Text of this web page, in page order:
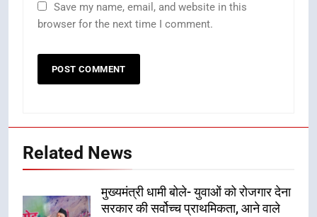
Save my name, email, and website in this
browser for the next time I comment.
Related News
मुख्यमंत्री धामी बोले- युवाओं को रोजगार देना
सरकार की सर्वोच्च प्राथमिकता, आने वाले